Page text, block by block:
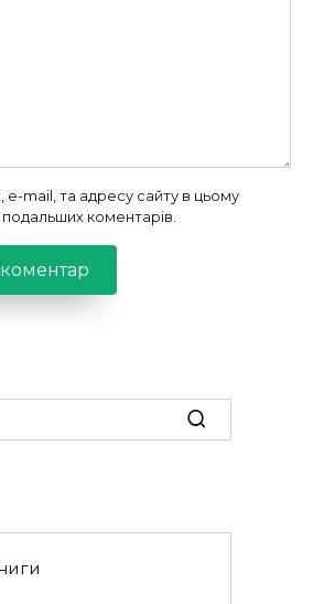
e-mail, та адресу сайту в цьому
коментарів.